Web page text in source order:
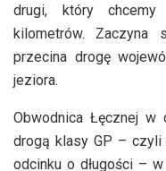
drugi, który
kilometrów.
przecina drogę
jeziora.
Obwodnica Łęcznej
drogą klasy GP – czyli
odcinku o długości –